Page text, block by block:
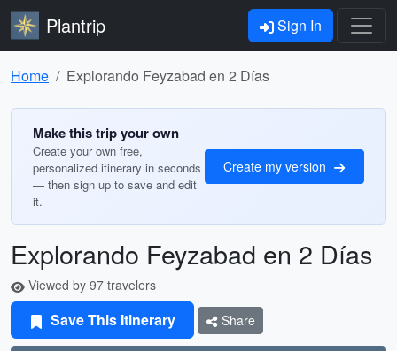
Plantrip Sign In
Home Explorando Feyzabad en 2 Días
Make this trip your own
Create your own free,
personalized itinerary in seconds
— then sign up to save and edit
it.
Create my version
Explorando Feyzabad en 2 Días
Viewed by 97 travelers
Save This Itinerary Share